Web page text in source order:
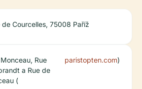
Courcelles, 75008 Paříž
Rue
a Rue de
(
paristopten.com)